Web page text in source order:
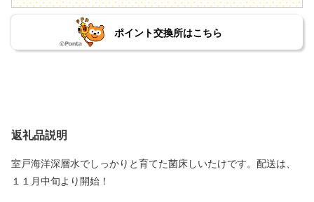
ポイント交換所はこちら
返礼品説明
室戸海洋深層水でしっかりと育てた菌床しいたけです。配送は、
１１月中旬より開始！